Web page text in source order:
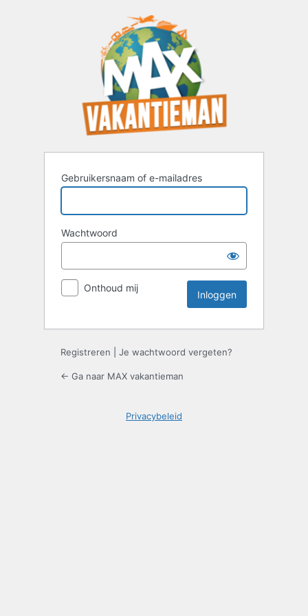
Gebruikersnaam of e-mailadres
Wachtwoord
Onthoud mij
Registreren Je wachtwoord vergeten?
← Ga naar MAX vakantieman
Privacybeleid